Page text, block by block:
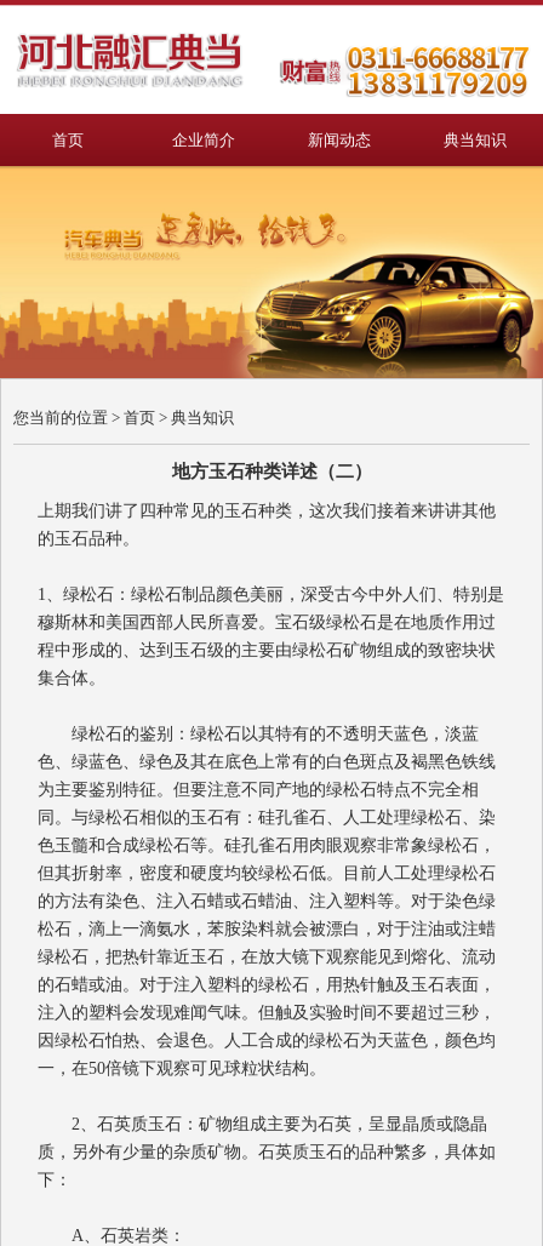
首页 企业简介 新闻动态 典当知识
您当前的位置 > 首页 > 典当知识
地方玉石种类详述（二）
上期我们讲了四种常见的玉石种类，这次我们接着来讲讲其他
的玉石品种。
1、绿松石：绿松石制品颜色美丽，深受古今中外人们、特别是
穆斯林和美国西部人民所喜爱。宝石级绿松石是在地质作用过
程中形成的、达到玉石级的主要由绿松石矿物组成的致密块状
集合体。
绿松石的鉴别：绿松石以其特有的不透明天蓝色，淡蓝
色、绿蓝色、绿色及其在底色上常有的白色斑点及褐黑色铁线
为主要鉴别特征。但要注意不同产地的绿松石特点不完全相
同。与绿松石相似的玉石有：硅孔雀石、人工处理绿松石、染
色玉髓和合成绿松石等。硅孔雀石用肉眼观察非常象绿松石，
但其折射率，密度和硬度均较绿松石低。目前人工处理绿松石
的方法有染色、注入石蜡或石蜡油、注入塑料等。对于染色绿
松石，滴上一滴氨水，苯胺染料就会被漂白，对于注油或注蜡
绿松石，把热针靠近玉石，在放大镜下观察能见到熔化、流动
的石蜡或油。对于注入塑料的绿松石，用热针触及玉石表面，
注入的塑料会发现难闻气味。但触及实验时间不要超过三秒，
因绿松石怕热、会退色。人工合成的绿松石为天蓝色，颜色均
一，在50倍镜下观察可见球粒状结构。
2、石英质玉石：矿物组成主要为石英，呈显晶质或隐晶
质，另外有少量的杂质矿物。石英质玉石的品种繁多，具体如
下：
A、石英岩类：